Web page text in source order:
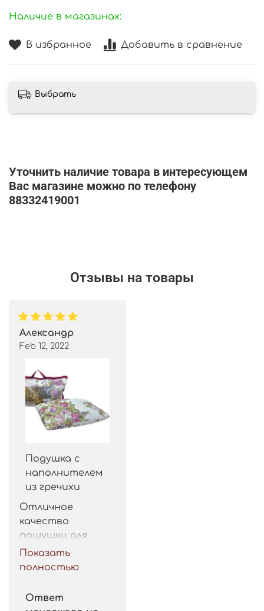
В избранное Добавить в сравнение
Наличие в магазинах:
Выбрать
Уточнить наличие товара в интересующем
Вас магазине можно по телефону
88332419001
Отзывы на товары
Александр
Feb 12, 2022
Подушка с
наполнителем
из гречихи
Отличное
качество
пошушки для
такой цены.
Рекомендую.
Показать
полностью
Ответ